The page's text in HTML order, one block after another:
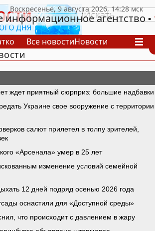
информационное агентство
Все новостиНовости
Архив